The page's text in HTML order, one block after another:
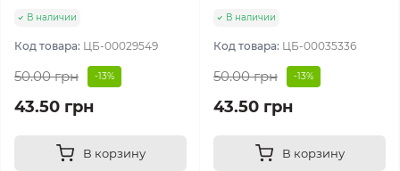
В наличии
Код товара: ЦБ-00029549
50.00 грн -13%
43.50 грн
В корзину
В наличии
Код товара: ЦБ-00035336
50.00 грн -13%
43.50 грн
В корзину